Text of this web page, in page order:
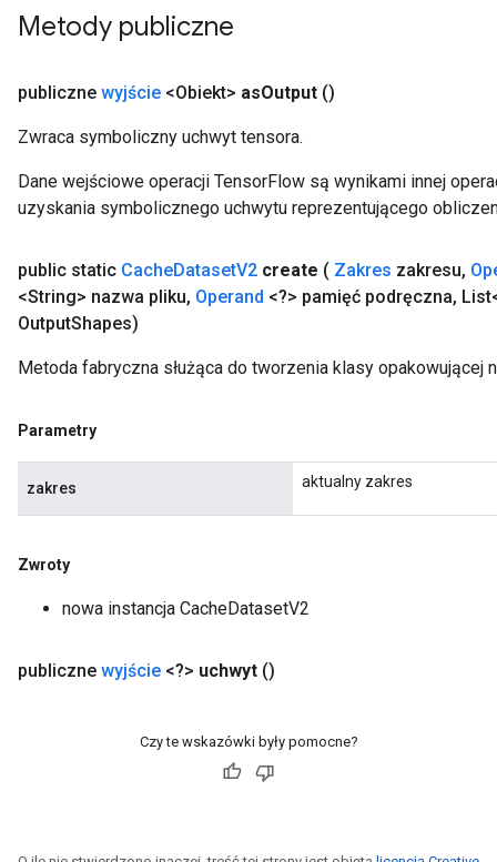
Metody publiczne
publiczne wyjście <Obiekt> asOutput ()
Zwraca symboliczny uchwyt tensora.
Dane wejściowe operacji TensorFlow są wynikami innej
uzyskania symbolicznego uchwytu reprezentującego
public static CacheDatasetV2 create ( Zakres zakresu,
<String> nazwa pliku, Operand <?> pamięć podręczna,
OutputShapes)
Metoda fabryczna służąca do tworzenia klasy opakowującej
Parametry
zakres aktualny zakres
Zwroty
nowa instancja CacheDatasetV2
publiczne wyjście <?> uchwyt ()
Czy te wskazówki były pomocne?